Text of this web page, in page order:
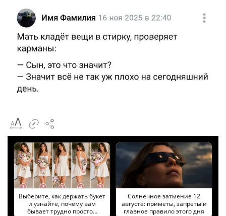
Выберите, как держать букет
и узнайте, почему вам
бывает трудно просто…
Солнечное затмение 12
августа: приметы, запреты и
главное правило этого дня